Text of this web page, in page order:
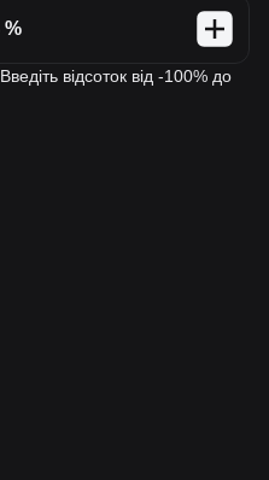
%
відсоток від -100% до